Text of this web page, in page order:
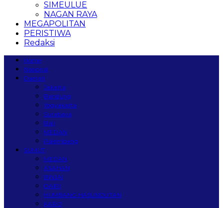
SIMEULUE
NAGAN RAYA
MEGAPOLITAN
PERISTIWA
Redaksi
Home
Nasional
Daerah
Jakarta
Bandung
Yogyakarta
Surabaya
Bali
MEDAN
Palembang
SUMUT
MEDAN
ASAHAN
BINJAI
DAIRI
HUMBANG HASUNDUTAN
KARO